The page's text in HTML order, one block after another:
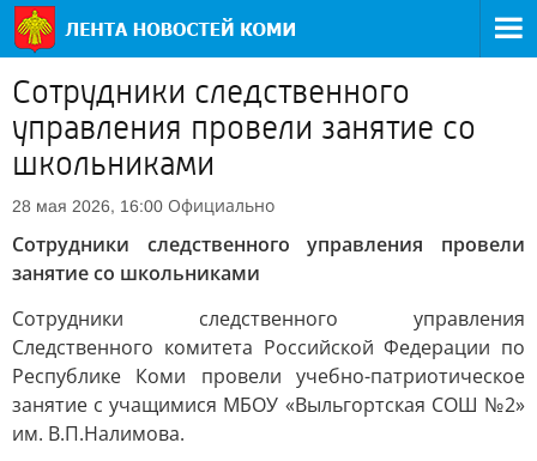
Сотрудники следственного
управления провели занятие со
школьниками
28 мая 2026, 16:00 Официально
Сотрудники следственного управления провели
занятие со школьниками
Сотрудники следственного управления
Следственного комитета Российской Федерации по
Республике Коми провели учебно-патриотическое
занятие с учащимися МБОУ «Выльгортская СОШ №2»
им. В.П.Налимова.